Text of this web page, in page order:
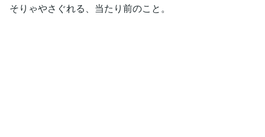
そりゃやさぐれる、当たり前のこと。